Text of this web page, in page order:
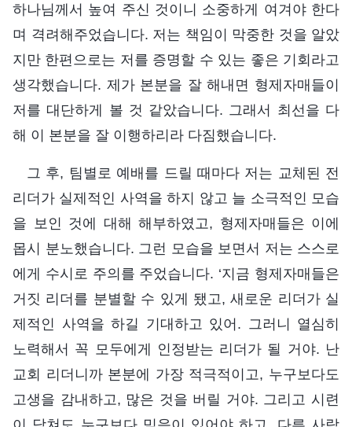
하나님께서 높여 주신 것이니 소중하게 여겨야 한다
며 격려해주었습니다. 저는 책임이 막중한 것을 알았
지만 한편으로는 저를 증명할 수 있는 좋은 기회라고
생각했습니다. 제가 본분을 잘 해내면 형제자매들이
저를 대단하게 볼 것 같았습니다. 그래서 최선을 다
해 이 본분을 잘 이행하리라 다짐했습니다.
그 후, 팀별로 예배를 드릴 때마다 저는 교체된 전
리더가 실제적인 사역을 하지 않고 늘 소극적인 모습
을 보인 것에 대해 해부하였고, 형제자매들은 이에
몹시 분노했습니다. 그런 모습을 보면서 저는 스스로
에게 수시로 주의를 주었습니다. ‘지금 형제자매들은
거짓 리더를 분별할 수 있게 됐고, 새로운 리더가 실
제적인 사역을 하길 기대하고 있어. 그러니 열심히
노력해서 꼭 모두에게 인정받는 리더가 될 거야. 난
교회 리더니까 본분에 가장 적극적이고, 누구보다도
고생을 감내하고, 많은 것을 버릴 거야. 그리고 시련